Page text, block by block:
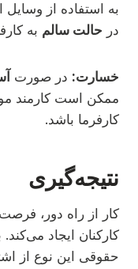
به استفاده از وسایل
در حالت سالم به
خسارت: در صورت
ممکن است کارمند
کارفرما باشد.
نتیجه‌گیری
کار از راه دور،
کارکنان ایجاد
حقوقی این نوع از